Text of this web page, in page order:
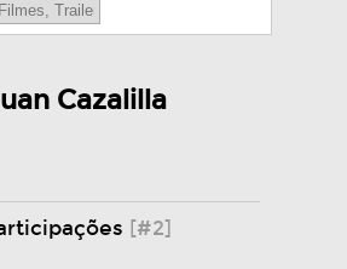
Cazalilla
[#2]